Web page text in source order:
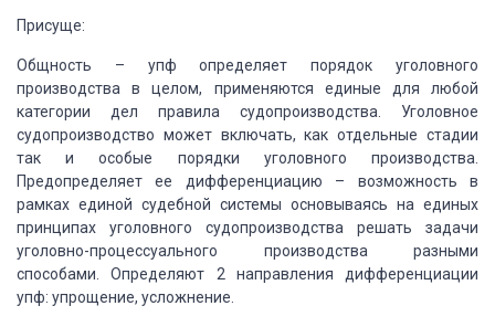
Присуще:
Общность – упф определяет порядок уголовного
производства в целом, применяются единые для любой
категории дел правила судопроизводства. Уголовное
судопроизводство можетвключать, как отдельные стадии
так и особые порядки уголовного производства.
Предопределяет ее дифференциацию – возможность в
рамках единой судебной системы основываясь на единых
принципах уголовного судопроизводства решать задачи
уголовно-процессуального производства разными
способами. Определяют 2 направления дифференциации
упф: упрощение, усложнение.